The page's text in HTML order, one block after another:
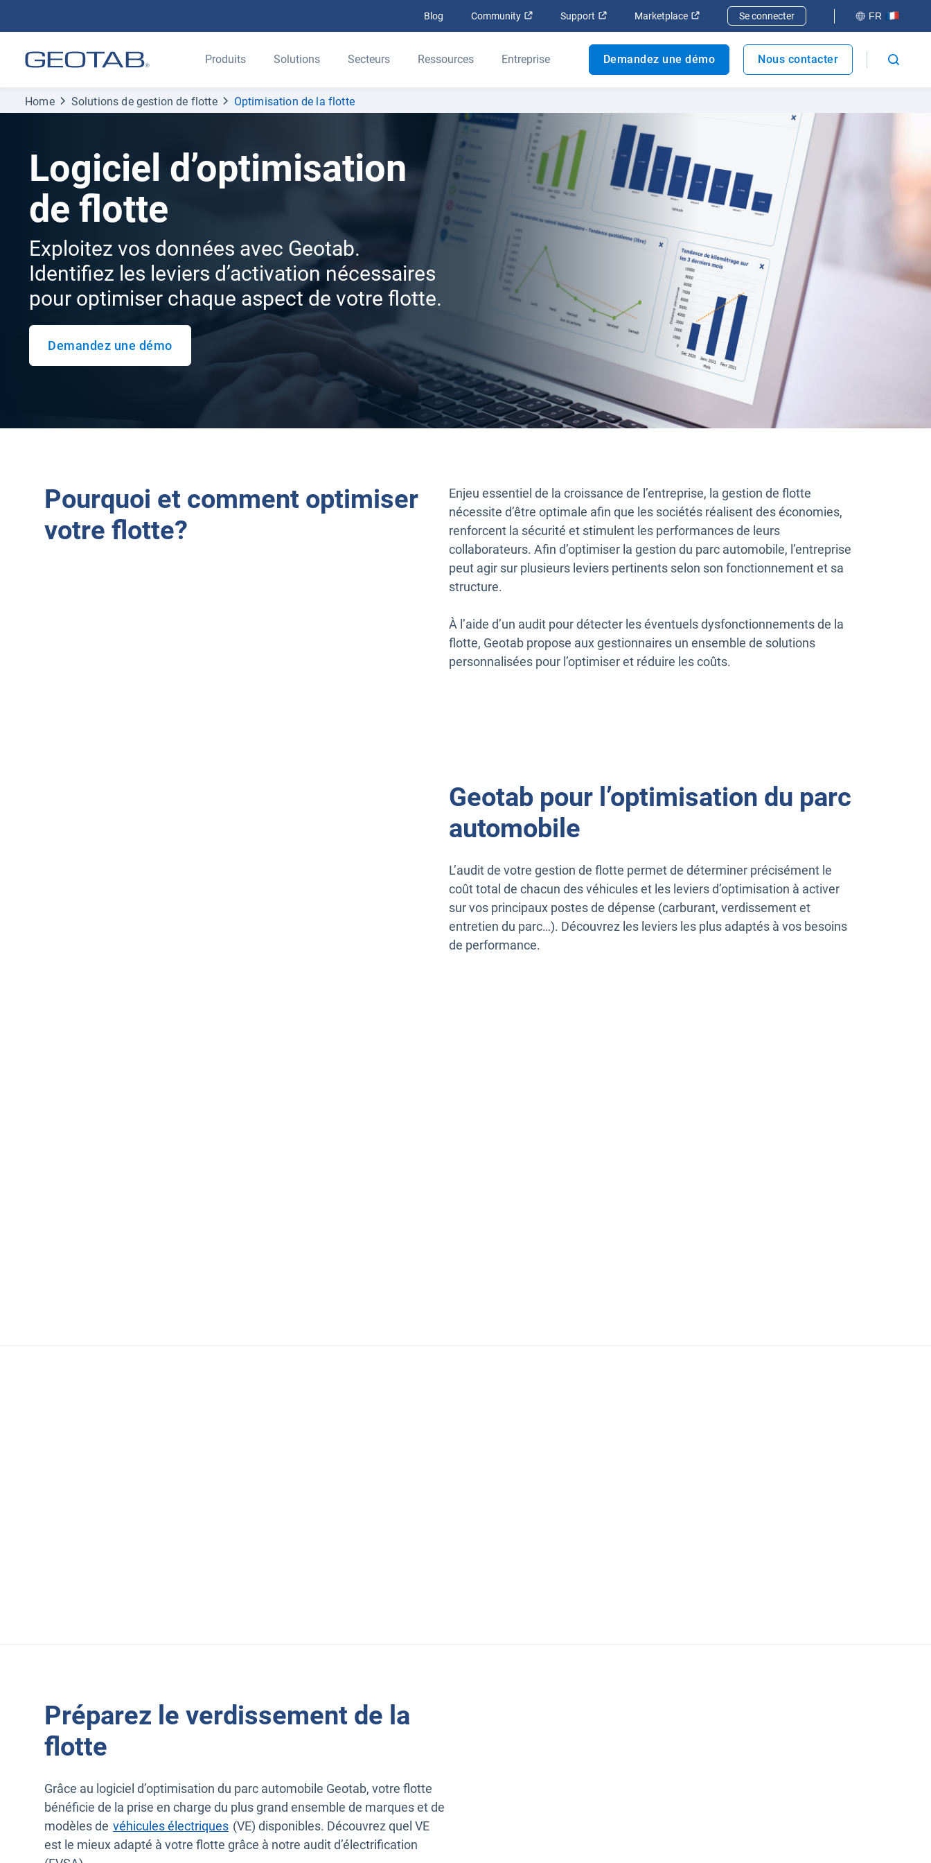
Blog Community Ouvrir dans une nouvelle fenêtre
Support Ouvrir dans une nouvelle fenêtre
Marketplace Ouvrir dans une nouvelle fenêtre
Se connecter FR
Produits Solutions Secteurs Ressources Entreprise Demandez une démo Nous contacter
Home Solutions de gestion de flotte Optimisation de la flotte
Logiciel d’optimisation
de flotte
Exploitez vos données avec Geotab.
Identifiez les leviers d’activation nécessaires
pour optimiser chaque aspect de votre flotte.
Demandez une démo
Pourquoi et comment optimiser
votre flotte?
Enjeu essentiel de la croissance de l’entreprise, la gestion de flotte
nécessite d’être optimale afin que les sociétés réalisent des économies,
renforcent la sécurité et stimulent les performances de leurs
collaborateurs. Afin d’optimiser la gestion du parc automobile, l’entreprise
peut agir sur plusieurs leviers pertinents selon son fonctionnement et sa
structure.
À l’aide d’un audit pour détecter les éventuels dysfonctionnements de la
flotte, Geotab propose aux gestionnaires un ensemble de solutions
personnalisées pour l’optimiser et réduire les coûts.
Geotab pour l’optimisation du parc
automobile
L’audit de votre gestion de flotte permet de déterminer précisément le
coût total de chacun des véhicules et les leviers d’optimisation à activer
sur vos principaux postes de dépense (carburant, verdissement et
entretien du parc…). Découvrez les leviers les plus adaptés à vos besoins
de performance.
Préparez le verdissement de la
flotte
Grâce au logiciel d’optimisation du parc automobile Geotab, votre flotte
bénéficie de la prise en charge du plus grand ensemble de marques et de
modèles de véhicules électriques (VE) disponibles. Découvrez quel VE
est le mieux adapté à votre flotte grâce à notre audit d’électrification